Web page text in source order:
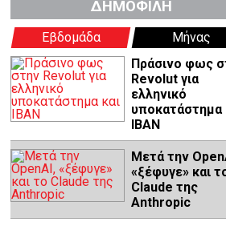
ΔΗΜΟΦΙΛΗ
Εβδομάδα
Μήνας
Πράσινο φως
Revolut για
ελληνικό
υποκατάστημα
IBAN
Μετά την
«ξέφυγε» και
Claude της
Anthropic